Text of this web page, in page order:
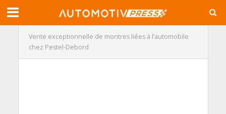
Vente exceptionnelle de montres liées à l’automobile
chez Pestel-Debord